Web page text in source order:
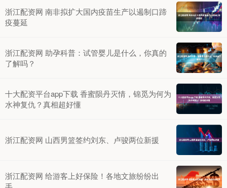
浙江配资网 南非拟扩大国内疫苗生产以遏制口蹄
疫蔓延
浙江配资网 助孕科普：试管婴儿是什么，你真的
了解吗？
十大配资平台app下载 香蜜陨丹灭情，锦觅为何为
水神复仇？真相超好懂
浙江配资网 山西男篮签约刘东、卢骏两位新援
浙江配资网 给游客上好保险！各地文旅纷纷出